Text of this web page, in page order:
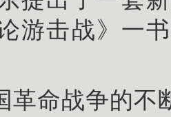
论游击战》一
革命战争的不